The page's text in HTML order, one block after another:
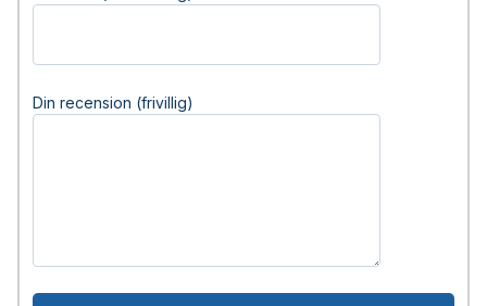
Din recension (frivillig)